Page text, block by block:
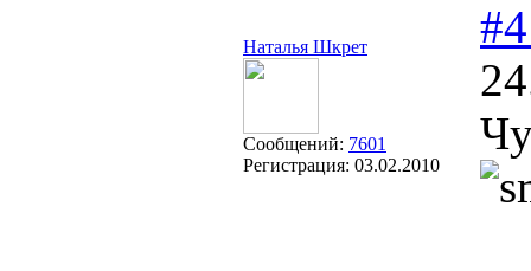
Наталья Шкрет
Сообщений: 7601
Регистрация: 03.02.2010